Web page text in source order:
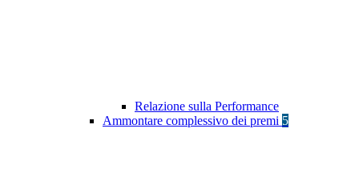
Relazione sulla Performance
Ammontare complessivo dei premi 5